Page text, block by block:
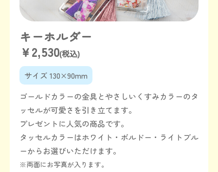
キーホルダー
￥2,530(税込)
サイズ 130×90mm
ゴールドカラーの金具とやさしいくすみカラーのタ
ッセルが可愛さを引き立てます。
プレゼントに人気の商品です。
タッセルカラーはホワイト・ボルドー・ライトブル
ーからお選びいただけます。
※両面にお写真が入ります。